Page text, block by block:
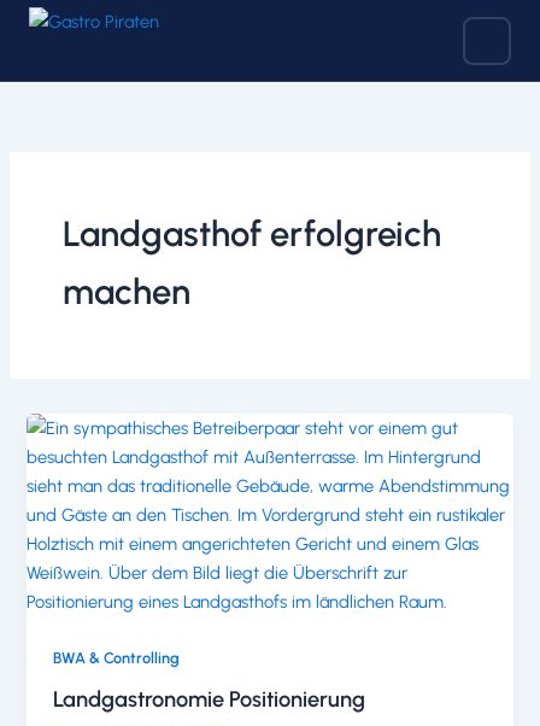
Zum
Landgasthof erfolgreich
machen
BWA & Controlling
Landgastronomie Positionierung